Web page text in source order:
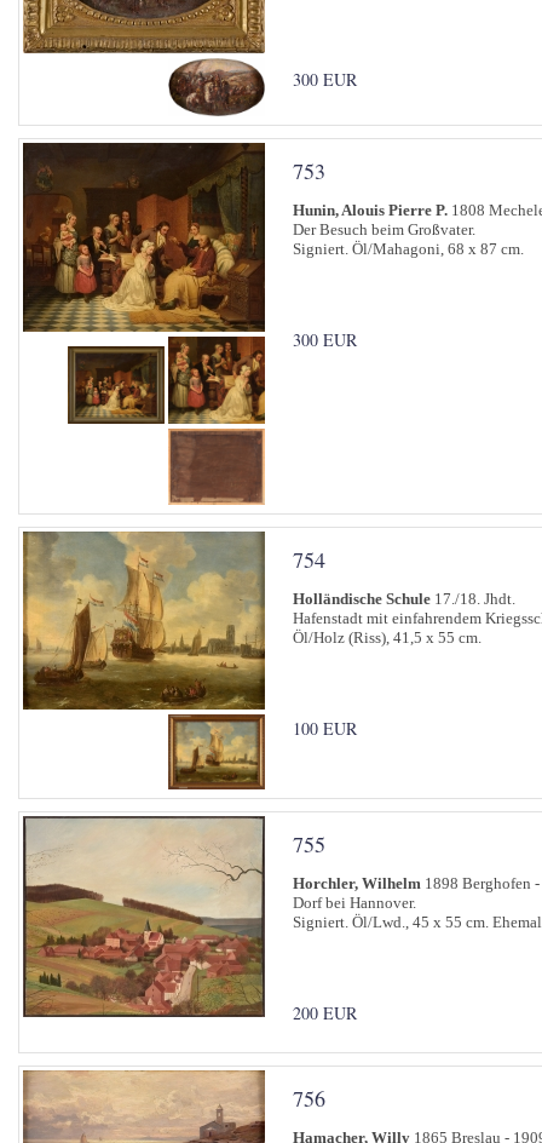
300 EUR
753
Hunin, Alouis Pierre P. 1808
Der Besuch beim Großvater.
Signiert. Öl/Mahagoni, 68 x 87 cm.
300 EUR
754
Holländische Schule 17./18. Jhdt.
Hafenstadt mit einfahrendem
Öl/Holz (Riss), 41,5 x 55 cm.
100 EUR
755
Horchler, Wilhelm 1898 Berghofen
Dorf bei Hannover.
Signiert. Öl/Lwd., 45 x 55 cm.
200 EUR
756
Hamacher, Willy 1865 Breslau -